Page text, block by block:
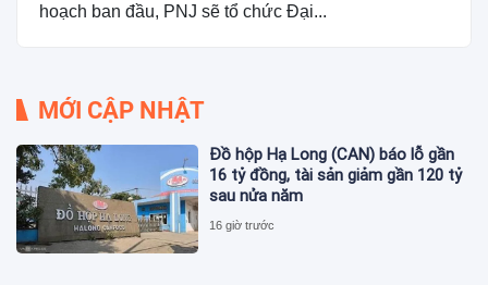
hoạch ban đầu, PNJ sẽ tổ chức Đại...
MỚI CẬP NHẬT
Đồ hộp Hạ Long (CAN) báo lỗ gần
16 tỷ đồng, tài sản giảm gần 120 tỷ
sau nửa năm
16 giờ trước